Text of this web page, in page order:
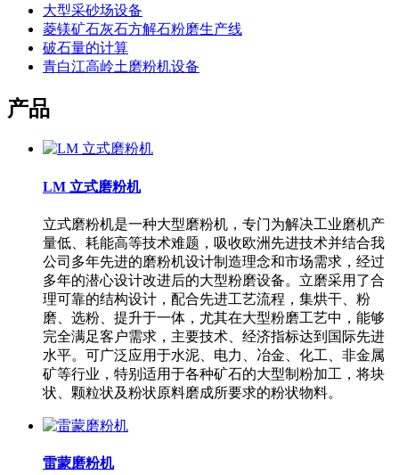
大型采砂场设备
菱镁矿石灰石方解石粉磨生产线
破石量的计算
青白江高岭土磨粉机设备
产品
LM 立式磨粉机
立式磨粉机是一种大型磨粉机，专门为解决工业磨机产
量低、耗能高等技术难题，吸收欧洲先进技术并结合我
公司多年先进的磨粉机设计制造理念和市场需求，经过
多年的潜心设计改进后的大型粉磨设备。立磨采用了合
理可靠的结构设计，配合先进工艺流程，集烘干、粉
磨、选粉、提升于一体，尤其在大型粉磨工艺中，能够
完全满足客户需求，主要技术、经济指标达到国际先进
水平。可广泛应用于水泥、电力、冶金、化工、非金属
矿等行业，特别适用于各种矿石的大型制粉加工，将块
状、颗粒状及粉状原料磨成所要求的粉状物料。
雷蒙磨粉机